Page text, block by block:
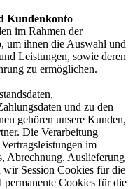
Kundenkonto
im Rahmen der
um ihnen die Auswahl und
Leistungen, sowie deren
zu ermöglichen.
und zu den
gehören unsere Kunden,
Die Verarbeitung
im
Abrechnung, Auslieferung
wir Session Cookies für die
permanente Cookies für die